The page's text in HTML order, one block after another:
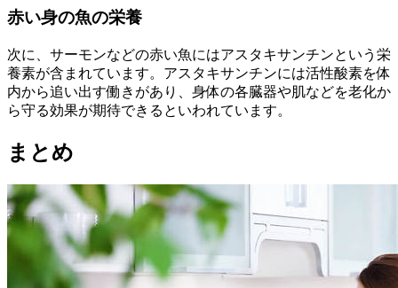
赤い身の魚の栄養
次に、サーモンなどの赤い魚にはアスタキサンチンという栄
養素が含まれています。アスタキサンチンには活性酸素を体
内から追い出す働きがあり、身体の各臓器や肌などを老化か
ら守る効果が期待できるといわれています。
まとめ